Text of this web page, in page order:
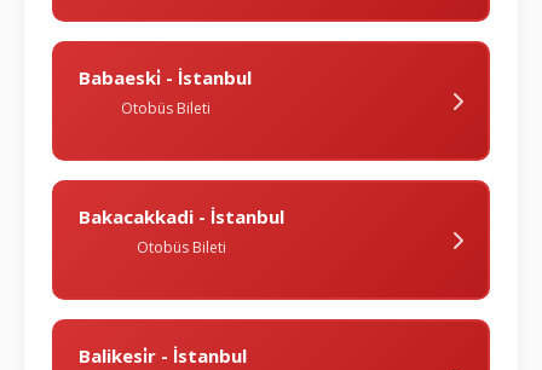
Babaeski̇ - İstanbul
Otobüs Bileti
Bakacakkadi - İstanbul
Otobüs Bileti
Balikesi̇r - İstanbul